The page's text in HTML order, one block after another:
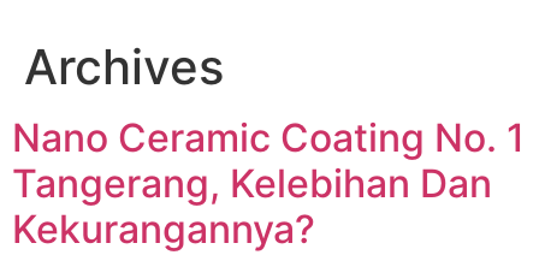
Archives
Nano Ceramic Coating No. 1
Tangerang, Kelebihan Dan
Kekurangannya?